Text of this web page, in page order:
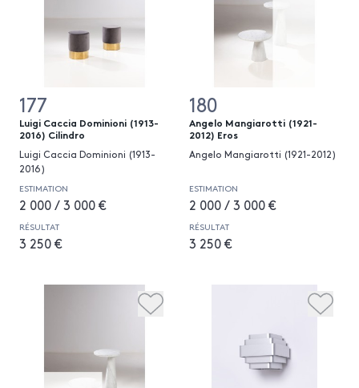
177
Luigi Caccia Dominioni (1913-
2016) Cilindro
Luigi Caccia Dominioni (1913-
2016)
ESTIMATION
2 000 / 3 000 €
RÉSULTAT
3 250 €
180
Angelo Mangiarotti (1921-
2012) Eros
Angelo Mangiarotti (1921-2012)
ESTIMATION
2 000 / 3 000 €
RÉSULTAT
3 250 €